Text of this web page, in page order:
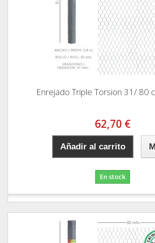
Enrejado Triple Torsion 31/ 80
62,70 €
Añadir al carrito
En stock